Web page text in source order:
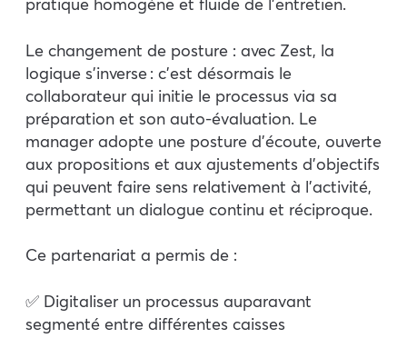
Le changement de posture : avec Zest, la
logique s’inverse : c’est désormais le
collaborateur qui initie le processus via sa
préparation et son auto-évaluation. Le
manager adopte une posture d’écoute, ouverte
aux propositions et aux ajustements d’objectifs
qui peuvent faire sens relativement à l’activité,
permettant un dialogue continu et réciproque.
Ce partenariat a permis de :
✅ Digitaliser un processus auparavant
segmenté entre différentes caisses